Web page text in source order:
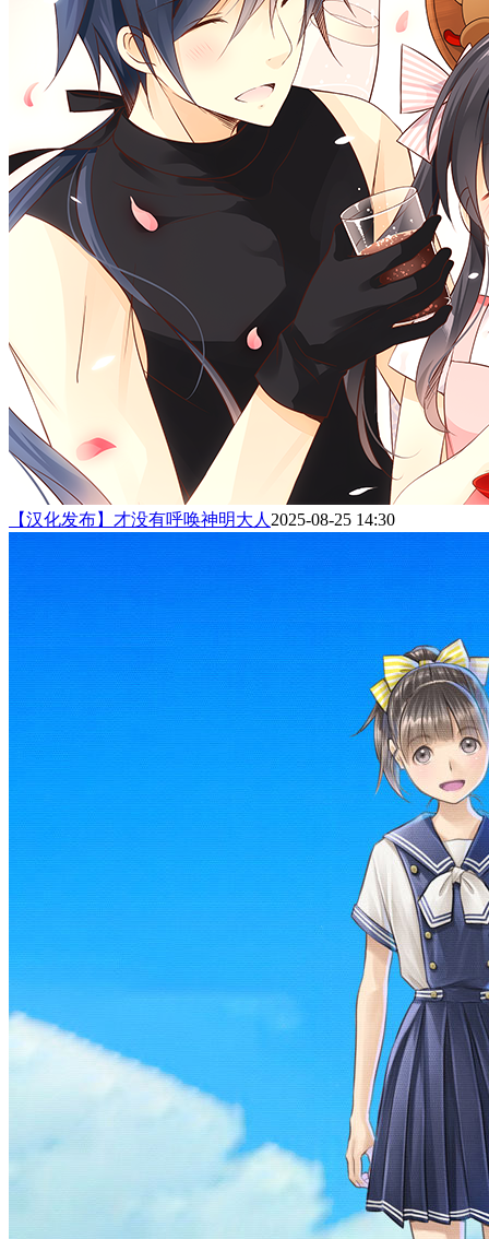
【汉化发布】才没有呼唤神明大人 2025-08-25 14:30